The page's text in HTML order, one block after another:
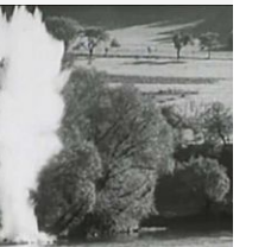
(2015).